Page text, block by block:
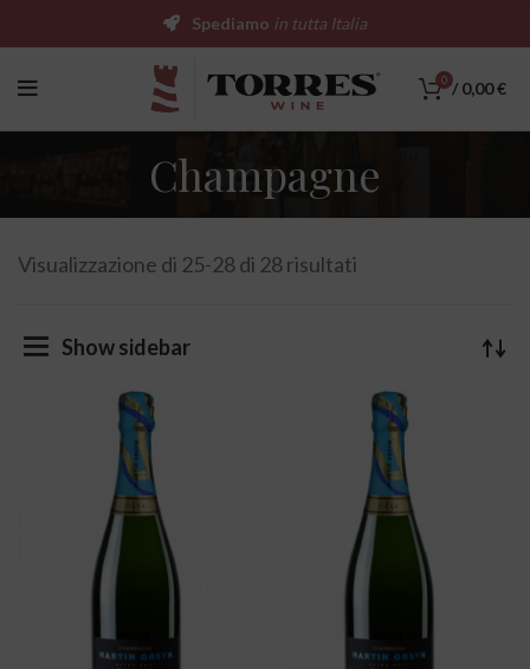
0 / 0,00€
Champagne
Visualizzazione di 25-28 di 28 risultati
Show sidebar
Spediamo in tutta Italia